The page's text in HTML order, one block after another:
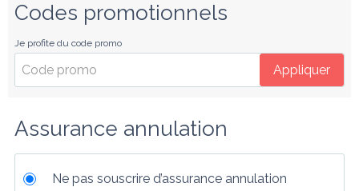
Codes promotionnels
Je profite du code promo
Appliquer
Assurance annulation
Ne pas souscrire d’assurance annulation